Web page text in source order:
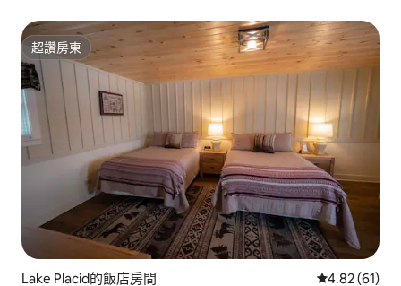
超讚房東
超讚房東
Lake Placid的飯店房間 從 61 則評價
4.82 (61)